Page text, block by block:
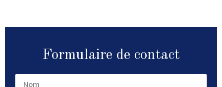
Formulaire de contact